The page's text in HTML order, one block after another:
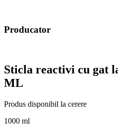
Producator
Sticla reactivi cu gat
ML
Produs disponibil la cerere
1000 ml